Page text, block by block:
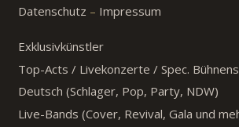
Datenschutz – Impressum
Exklusivkünstler
Top-Acts / Livekonzerte / Spec.
Deutsch (Schlager, Pop, Party, NDW)
Live-Bands (Cover, Revival, Gala und